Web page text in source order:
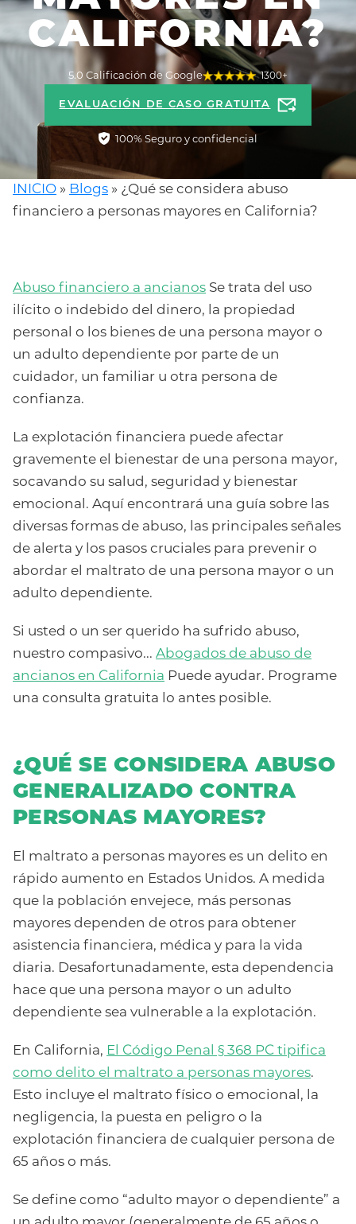
CALIFORNIA?
EVALUACIÓN DE CASO GRATUITA
100% Seguro y confidencial
1300+
5.0 Calificación de Google
INICIO » Blogs » ¿Qué se considera abuso
financiero a personas mayores en California?
Abuso financiero a ancianos Se trata del uso
ilícito o indebido del dinero, la propiedad
personal o los bienes de una persona mayor o
un adulto dependiente por parte de un
cuidador, un familiar u otra persona de
confianza.
La explotación financiera puede afectar
gravemente el bienestar de una persona mayor,
socavando su salud, seguridad y bienestar
emocional. Aquí encontrará una guía sobre las
diversas formas de abuso, las principales señales
de alerta y los pasos cruciales para prevenir o
abordar el maltrato de una persona mayor o un
adulto dependiente.
Si usted o un ser querido ha sufrido abuso,
nuestro compasivo... Abogados de abuso de
ancianos en California Puede ayudar. Programe
una consulta gratuita lo antes posible.
¿QUÉ SE CONSIDERA ABUSO
GENERALIZADO CONTRA
PERSONAS MAYORES?
El maltrato a personas mayores es un delito en
rápido aumento en Estados Unidos. A medida
que la población envejece, más personas
mayores dependen de otros para obtener
asistencia financiera, médica y para la vida
diaria. Desafortunadamente, esta dependencia
hace que una persona mayor o un adulto
dependiente sea vulnerable a la explotación.
En California, El Código Penal § 368 PC tipifica
como delito el maltrato a personas mayores.
Esto incluye el maltrato físico o emocional, la
negligencia, la puesta en peligro o la
explotación financiera de cualquier persona de
65 años o más.
Se define como “adulto mayor o dependiente” a